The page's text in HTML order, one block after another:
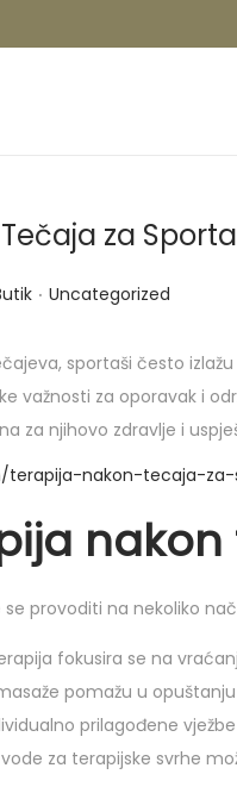
za
. P
s
t
e
n
Uncategorized
sportaši često
važnosti za oporavak i
za njihovo zdravlje i
nakon-tecaja-
provoditi na nekoliko
fokusira se na
pomažu u
prilagođene
za terapijske svrhe